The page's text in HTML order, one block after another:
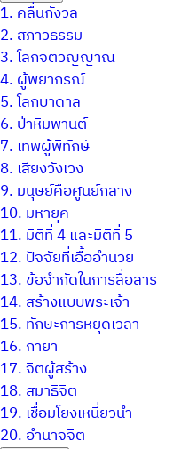
1. คลื่นกังวล
2. สภาวธรรม
3.โลกจิตวิญญาณ
4. ผู้พยากรณ์
5.โลกบาดาล
6. ป่าหิมพานต์
7. เทพผู้พิทักษ์
8. เสียงวังเวง
9. มนุษย์คือศูนย์กลาง
10. มหายุค
11. มิติที่ 4 และมิติที่ 5
12. ปัจจัยที่เอื้ออำนวย
13. ข้อจำกัดในการสื่อสาร
14. สร้างแบบพระเจ้า
15. ทักษะการหยุดเวลา
16. กายา
17.จิตผู้สร้าง
18. สมาธิจิต
19. เชื่อมโยงเหนี่ยวนำ
20. อำนาจจิต